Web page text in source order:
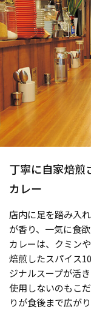
丁寧に自家焙煎
カレー
店内に足を踏み入
が香り、一気に食
カレーは、クミン
焙煎したスパイス
ジナルスープが活
使用しないのもこ
りが食後まで広が